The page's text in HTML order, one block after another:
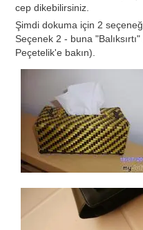
cep dikebilirsiniz.
Şimdi dokuma için 2
Seçenek 2 - buna
Peçetelik'e bakın).